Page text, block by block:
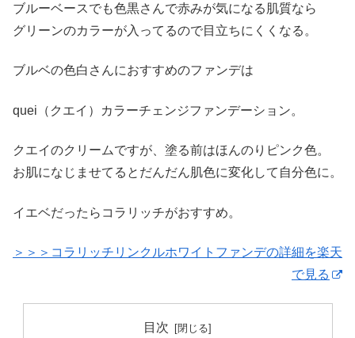
ブルーベースでも色黒さんで赤みが気になる肌質なら
グリーンのカラーが入ってるので目立ちにくくなる。
ブルベの色白さんにおすすめのファンデは
quei（クエイ）カラーチェンジファンデーション。
クエイのクリームですが、塗る前はほんのりピンク色。
お肌になじませてるとだんだん肌色に変化して自分色に。
イエベだったらコラリッチがおすすめ。
＞＞＞コラリッチリンクルホワイトファンデの詳細を楽天
で見る
目次